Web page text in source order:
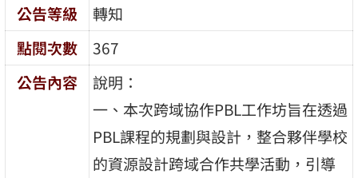
公告等級
轉知
點閱次數
367
公告內容
說明：
一、本次跨域協作PBL工作坊旨在透過
PBL課程的規劃與設計，整合夥伴學校
的資源設計跨域合作共學活動，引導